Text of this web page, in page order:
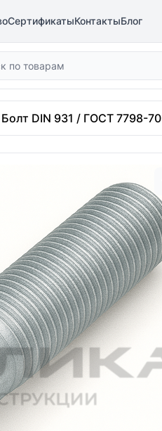
СертификатыКонтактыБлог
Болт DIN 931 / ГОСТ 7798-70